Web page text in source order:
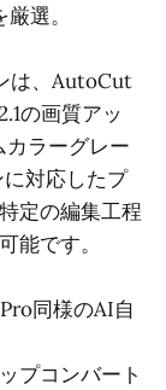
選。
は、AutoCut
の画質アッ
ラーグレー
対応したプ
定の編集工程
能です。
同様のAI自
プコンバート